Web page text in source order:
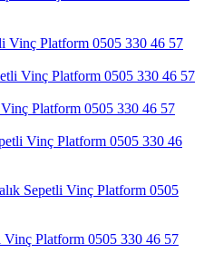
Vinç Platform 0505 330 46 57
Vinç Platform 0505 330 46 57
Platform 0505 330 46 57
Vinç Platform 0505 330 46
Sepetli Vinç Platform 0505
Platform 0505 330 46 57